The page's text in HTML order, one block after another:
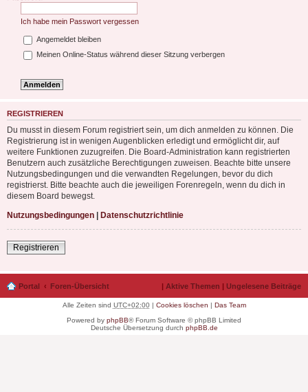
Ich habe mein Passwort vergessen
Angemeldet bleiben
Meinen Online-Status während dieser Sitzung verbergen
REGISTRIEREN
Du musst in diesem Forum registriert sein, um dich anmelden zu können. Die
Registrierung ist in wenigen Augenblicken erledigt und ermöglicht dir, auf
weitere Funktionen zuzugreifen. Die Board-Administration kann registrierten
Benutzern auch zusätzliche Berechtigungen zuweisen. Beachte bitte unsere
Nutzungsbedingungen und die verwandten Regelungen, bevor du dich
registrierst. Bitte beachte auch die jeweiligen Forenregeln, wenn du dich in
diesem Board bewegst.
Nutzungsbedingungen | Datenschutzrichtlinie
Registrieren
Portal Foren-Übersicht | Aktive Themen | Ungelesene Beiträge
Alle Zeiten sind UTC+02:00| Cookies löschen | Das Team
Powered by phpBB® Forum Software © phpBB Limited
Deutsche Übersetzung durch phpBB.de